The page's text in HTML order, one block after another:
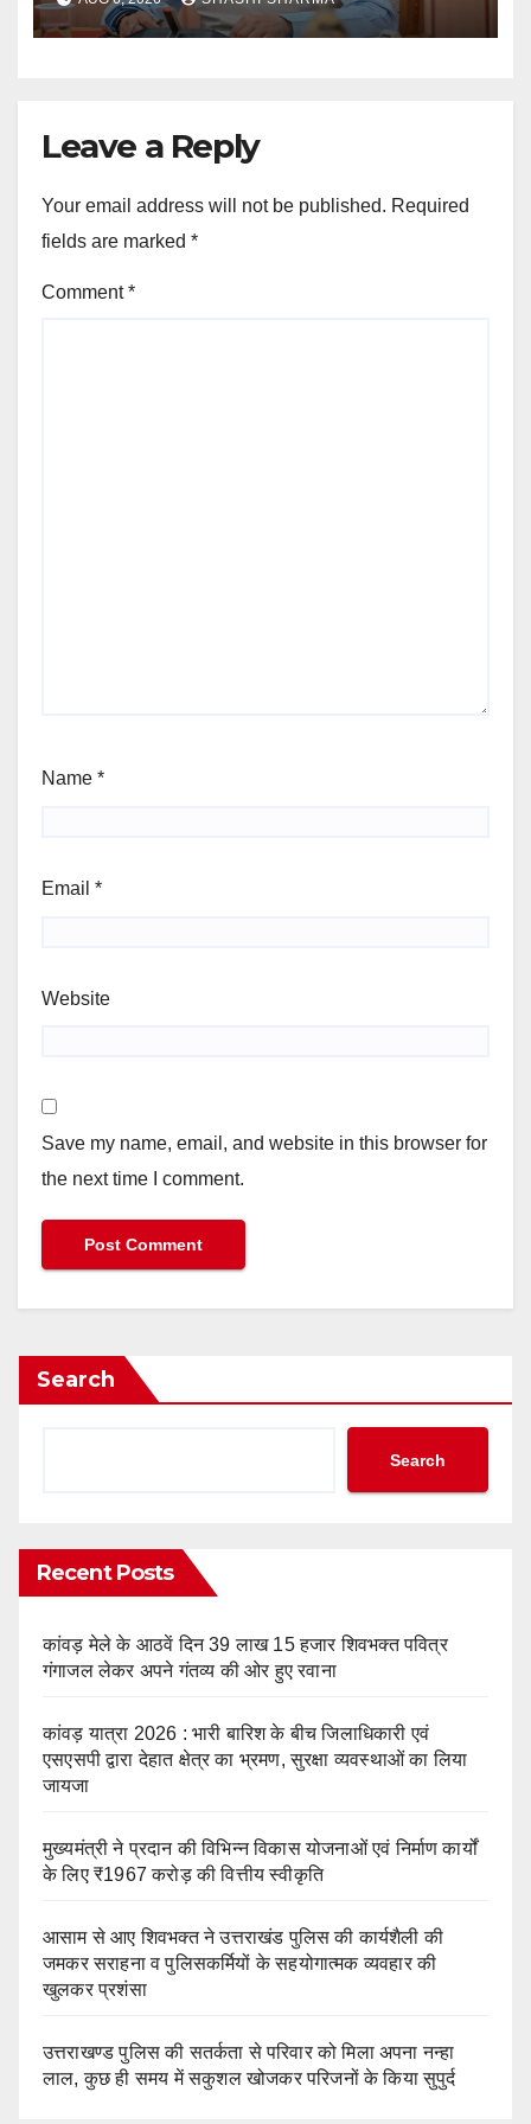
Leave a Reply
Your email address will not be published. Required
fields are marked *
Comment*
Name *
Email *
Website
Save my name, email, and website in this browser for
the next time I comment.
Search
Search
Recent Posts
कांवड़ मेले के आठवें दिन 39 लाख 15 हजार शिवभक्त पवित्र
गंगाजल लेकर अपने गंतव्य की ओर हुए रवाना
कांवड़ यात्रा 2026 : भारी बारिश के बीच जिलाधिकारी एवं
एसएसपी द्वारा देहात क्षेत्र का भ्रमण, सुरक्षा व्यवस्थाओं का लिया
जायजा
मुख्यमंत्री ने प्रदान की विभिन्न विकास योजनाओं एवं निर्माण कार्यों
के लिए ₹1967 करोड़ की वित्तीय स्वीकृति
आसाम से आए शिवभक्त ने उत्तराखंड पुलिस की कार्यशैली की
जमकर सराहना व पुलिसकर्मियों के सहयोगात्मक व्यवहार की
खुलकर प्रशंसा
उत्तराखण्ड पुलिस की सतर्कता से परिवार को मिला अपना नन्हा
लाल, कुछ ही समय में सकुशल खोजकर परिजनों के किया सुपुर्द